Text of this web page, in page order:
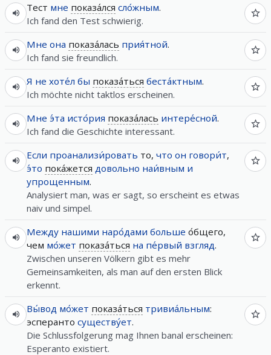
Тест мне показа́лся сло́жным.
Ich fand den Test schwierig.
Мне она показа́лась прия́тной.
Ich fand sie freundlich.
Я не хоте́л бы показа́ться беста́ктным.
Ich möchte nicht taktlos erscheinen.
Мне э́та исто́рия показа́лась интере́сной.
Ich fand die Geschichte interessant.
Если проанализи́ровать то, что он говори́т,
э́то пока́жется довольно наи́вным и
упрощенным.
Analysiert man, was er sagt, so erscheint es etwas
naiv und simpel.
Между нашими наро́дами больше о́бщего,
чем мо́жет показа́ться на пе́рвый взгляд.
Zwischen unseren Völkern gibt es mehr
Gemeinsamkeiten, als man auf den ersten Blick
erkennt.
Вы́вод мо́жет показа́ться тривиа́льным:
эсперанто существу́ет.
Die Schlussfolgerung mag Ihnen banal erscheinen:
Esperanto existiert.